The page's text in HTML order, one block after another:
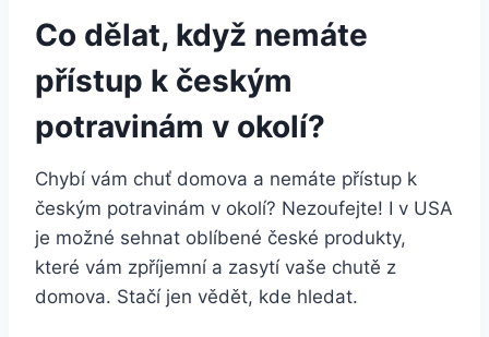
Co dělat, když nemáte
přístup k českým
potravinám v okolí?
Chybí vám chuť domova a nemáte přístup k
českým potravinám v okolí? Nezoufejte! I v USA
je možné sehnat oblíbené české produkty,
které vám zpříjemní a zasytí vaše chutě z
domova. Stačí jen vědět, kde hledat.